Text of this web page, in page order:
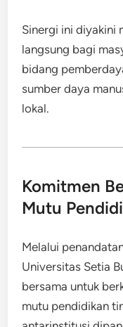
Sinergi ini diyakini
langsung bagi
bidang
sumber daya
lokal.
Komitmen
Mutu
Melalui
Universitas Setia
bersama untuk
mutu pendidikan